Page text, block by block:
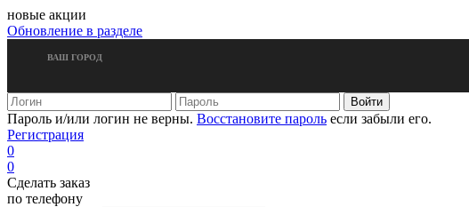
новые акции
Обновление в разделе
ВАШ ГОРОД
Пароль и/или логин не верны. Восстановите пароль если забыли его.
Регистрация
0
0
Сделать заказ
по телефону